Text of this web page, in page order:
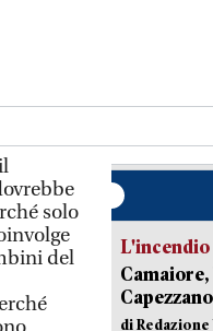
solo
del
L'incendio
di